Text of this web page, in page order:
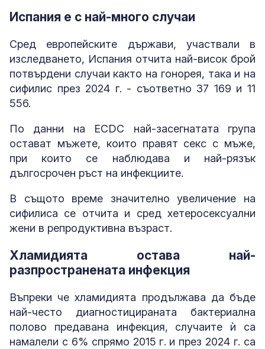
Испания е с най-много случаи
Сред европейските държави, участвали в
изследването, Испания отчита най-висок брой
потвърдени случаи както на гонорея, така и на
сифилис през 2024 г. - съответно 37 169 и 11
556.
По данни на ECDC най-засегнатата група
остават мъжете, които правят секс с мъже,
при които се наблюдава и най-рязък
дългосрочен ръст на инфекциите.
В същото време значително увеличение на
сифилиса се отчита и сред хетеросексуални
жени в репродуктивна възраст.
Хламидията остава най-
разпространената инфекция
Въпреки че хламидията продължава да бъде
най-често диагностицираната бактериална
полово предавана инфекция, случаите ѝ са
намалели с 6% спрямо 2015 г. и през 2024 г. са